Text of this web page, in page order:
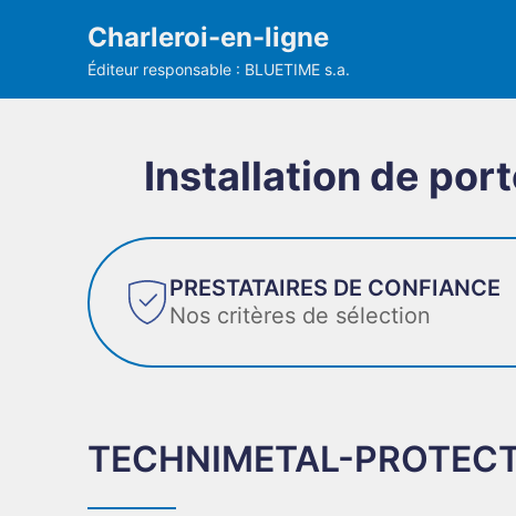
Charleroi-en-ligne
Éditeur responsable : BLUETIME s.a.
Installation de
PRESTATAIRES DE CONFIANCE
Nos critères de sélection
TECHNIMETAL-